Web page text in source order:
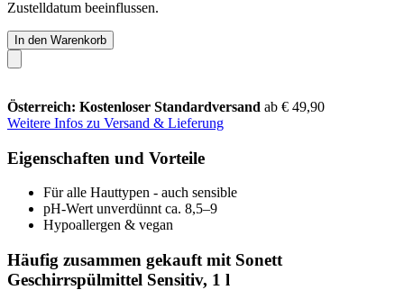
Zustelldatum beeinflussen.
In den Warenkorb
Österreich: Kostenloser Standardversand ab € 49,90
Weitere Infos zu Versand & Lieferung
Eigenschaften und Vorteile
Für alle Hauttypen - auch sensible
pH-Wert unverdünnt ca. 8,5–9
Hypoallergen & vegan
Häufig zusammen gekauft mit Sonett
Geschirrspülmittel Sensitiv, 1 l